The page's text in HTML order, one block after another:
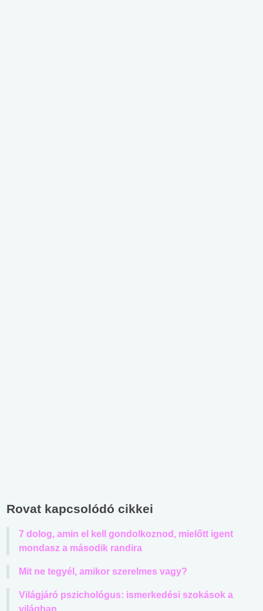
Rovat kapcsolódó cikkei
7 dolog, amin el kell gondolkoznod, mielőtt igent
mondasz a második randira
Mit ne tegyél, amikor szerelmes vagy?
Világjáró pszichológus: ismerkedési szokások a
világban